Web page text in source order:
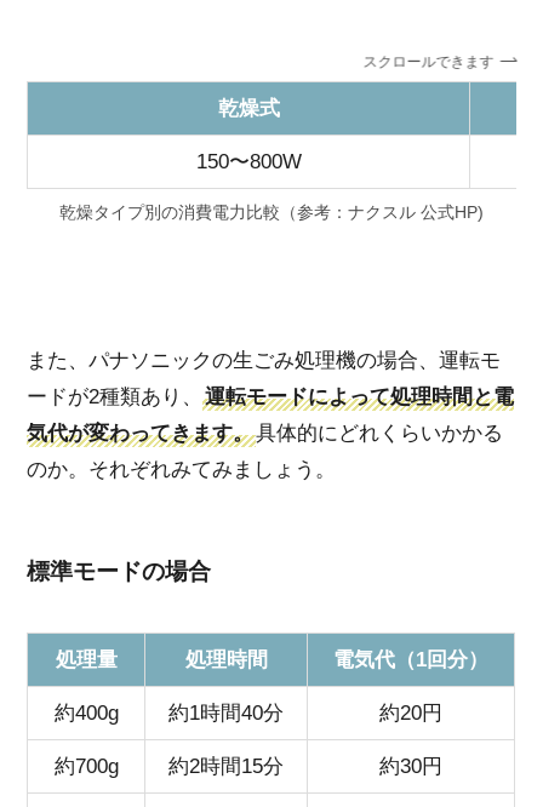
スクロールできます
乾燥式
150〜800W
乾燥タイプ別の消費電力比較（参考：ナクスル 公式HP)
また、パナソニックの生ごみ処理機の場合、運転モ
ードが2種類あり、運転モードによって処理時間と電
気代が変わってきます。具体的にどれくらいかかる
のか。それぞれみてみましょう。
標準モードの場合
処理量 処理時間 電気代（1回分）
約400g 約1時間40分 約20円
約700g 約2時間15分 約30円